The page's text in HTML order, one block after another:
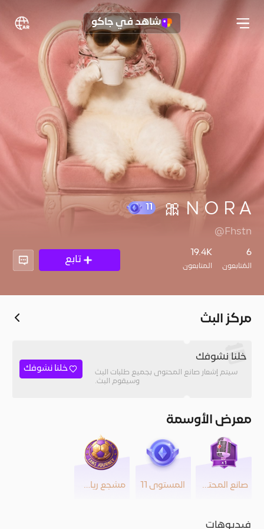
شاهد في جاكو
N O R A 🎀
@Fhstn
6
المُتابعون
19.4K
المتابعون
تابع
مركز البث
خلنا نشوفك
سيتم إشعار صانع المحتوى بجميع طلبات البث
وسيقوم البث.
خلنا نشوفك
معرض الأوسمة
صانع المحتوى المستوى 11 مشجع رياضي
فيديوهات